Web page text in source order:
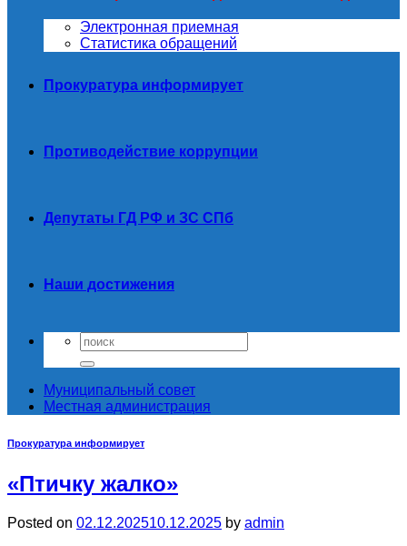
Электронная приемная
Статистика обращений
Прокуратура информирует
Противодействие коррупции
Депутаты ГД РФ и ЗС СПб
Наши достижения
Муниципальный совет
Местная администрация
Прокуратура информирует
«Птичку жалко»
Posted on 02.12.202510.12.2025 by admin